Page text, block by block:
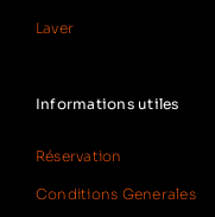
Laver
Informations utiles
Réservation
Conditions Generales